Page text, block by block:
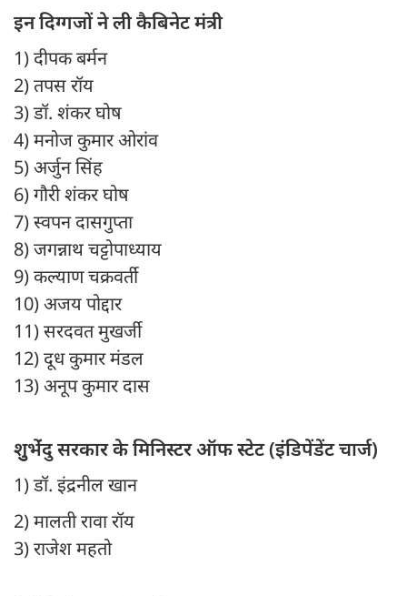
इन दिग्गजों ने ली कैबिनेट मंत्री
1) दीपक बर्मन
2) तपस रॉय
3) डॉ. शंकर घोष
4) मनोज कुमार ओरांव
5) अर्जुन सिंह
6) गौरी शंकर घोष
7) स्वपन दासगुप्ता
8) जगन्नाथ चट्टोपाध्याय
9) कल्याण चक्रवर्ती
10) अजय पोद्दार
11) सरदवत मुखर्जी
12) दूध कुमार मंडल
13) अनूप कुमार दास
शुुुभेंंदु सरकार के मिनिस्टर ऑफ स्टेट (इंडिपेंडेंट चार्ज)
1) डॉ. इंद्रनील खान
2) मालती रावा रॉय
3) राजेश महतो